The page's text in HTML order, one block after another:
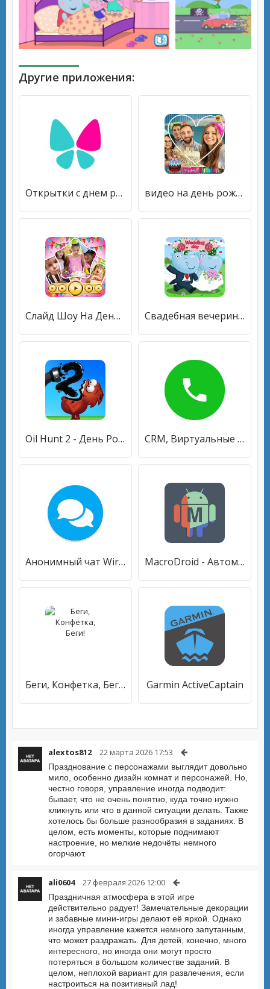
Другие приложения:
Открытки с днем рождения и на каждый день видео на день рождения с музыкой и фото
Слайд Шоу На День Рождения С Музыкой И Фото Свадебная вечеринка. Игра для девочек
Oil Hunt 2 - День Рождения CRM, Виртуальные номера, СМС для бизнеса (18+)
Анонимный чат Wirum — онлайн общение и знакомства MacroDroid - Автоматизация
Беги, Конфетка, Беги! Garmin ActiveCaptain
alextos812 22 марта 2026 17:53
Празднование с персонажами выглядит довольно
мило, особенно дизайн комнат и персонажей. Но,
честно говоря, управление иногда подводит:
бывает, что не очень понятно, куда точно нужно
кликнуть или что в данной ситуации делать. Также
хотелось бы больше разнообразия в заданиях. В
целом, есть моменты, которые поднимают
настроение, но мелкие недочёты немного
огорчают.
ali0604 27 февраля 2026 12:00
Праздничная атмосфера в этой игре
действительно радует! Замечательные декорации
и забавные мини-игры делают её яркой. Однако
иногда управление кажется немного запутанным,
что может раздражать. Для детей, конечно, много
интересного, но иногда они могут просто
потеряться в большом количестве заданий. В
целом, неплохой вариант для развлечения, если
настроиться на позитивный лад!